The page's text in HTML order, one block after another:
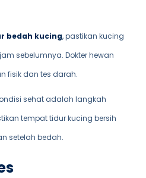
bedah kucing, pastikan kucing
sebelumnya. Dokter hewan
fisik dan tes darah.
sehat adalah langkah
tempat tidur kucing bersih
setelah bedah.